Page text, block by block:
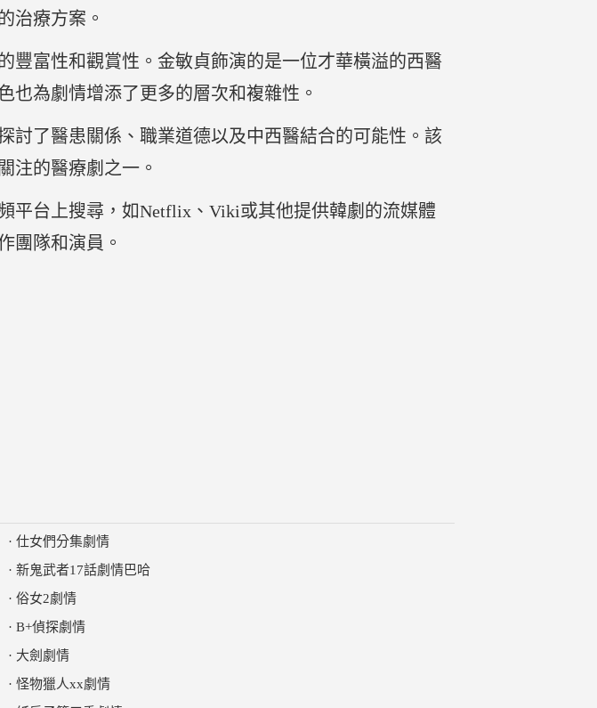
治療方案。
豐富性和觀賞性。金敏貞飾演的是一位才華橫溢的西醫
也為劇情增添了更多的層次和複雜性。
討了醫患關係、職業道德以及中西醫結合的可能性。該
注的醫療劇之一。
平台上搜尋，如Netflix、Viki或其他提供韓劇的流媒體
團隊和演員。
· 仕女們分集劇情
· 新鬼武者17話劇情巴哈
· 俗女2劇情
· B+偵探劇情
· 大劍劇情
· 怪物獵人xx劇情